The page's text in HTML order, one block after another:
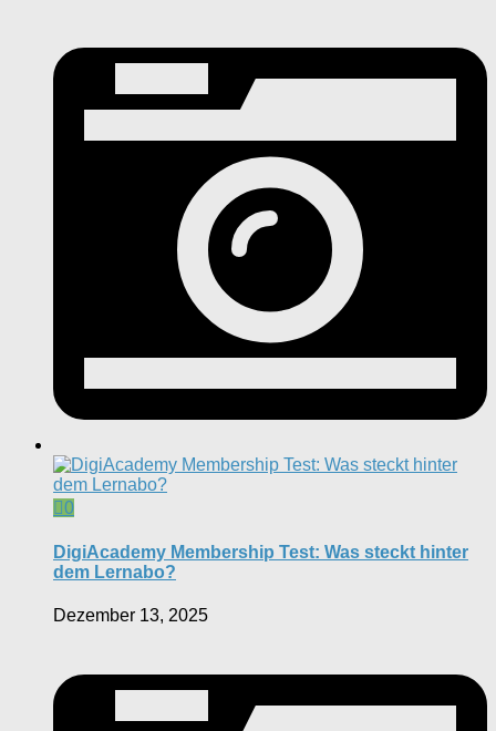
0
DigiAcademy Membership Test: Was steckt hinter
dem Lernabo?
Dezember 13, 2025